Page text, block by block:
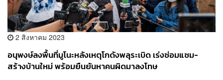
2 สิงหาคม 2023
อนุพงษ์ลงพื้นที่มูโนะหลังเหตุโกดังพลุระเบิด เร่งซ่อมแซม-
สร้างบ้านใหม่ พร้อมยืนยันหาคนผิดมาลงโทษ